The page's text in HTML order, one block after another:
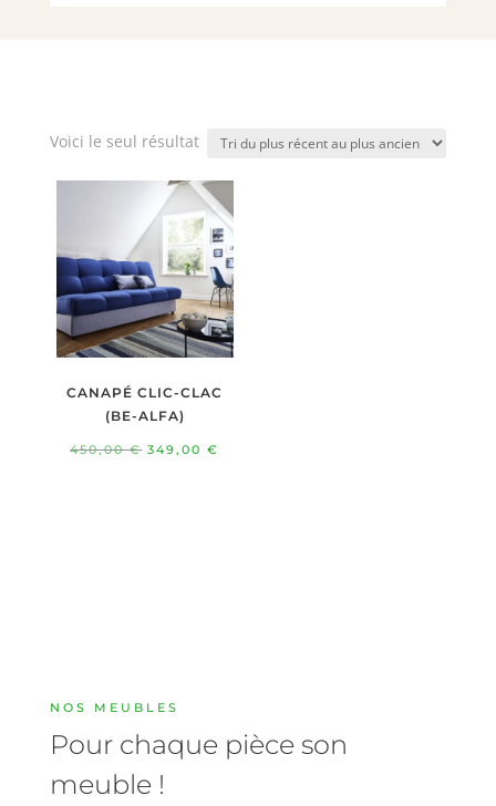
Voici le seul résultat
CANAPÉ CLIC-CLAC
(BE-ALFA)
450,00€ Le
349,00€
NOS MEUBLES
Pour chaque pièce son
meuble !